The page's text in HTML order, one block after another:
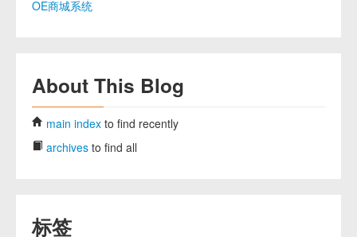
OE商城系统
About This Blog
main index to find recently
archives to find all
标签